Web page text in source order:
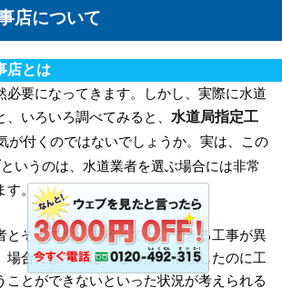
店について
店とは
必要になってきます。しかし、実際に水道
いろいろ調べてみると、 水道局指定工
が付くのではないでしょうか。実は、この
というのは、水道業者を選ぶ場合には非常
す。
とそうでない業者とでは、できる工事が異
場合によっては、せっかく依頼したのに工
ことができないといった状況が考えられる